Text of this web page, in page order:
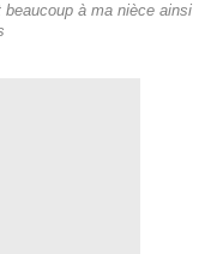
à ma nièce ainsi